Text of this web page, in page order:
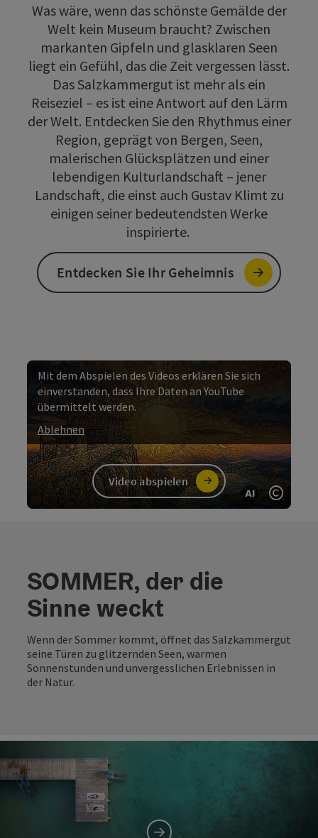
Was wäre, wenn das schönste Gemälde der
Welt kein Museum braucht? Zwischen
markanten Gipfeln und glasklaren Seen
liegt ein Gefühl, das die Zeit vergessen lässt.
Das Salzkammergut ist mehr als ein
Reiseziel – es ist eine Antwort auf den Lärm
der Welt. Entdecken Sie den Rhythmus einer
Region, geprägt von Bergen, Seen,
malerischen Glücksplätzen und einer
lebendigen Kulturlandschaft – jener
Landschaft, die einst auch Gustav Klimt zu
einigen seiner bedeutendsten Werke
inspirierte.
Entdecken Sie Ihr Geheimnis
KI
Video abspielen
Mit dem Abspielen des Videos erklären Sie sich
einverstanden, dass Ihre Daten an YouTube
übermittelt werden.
Ablehnen
SOMMER, der die
Sinne weckt
Wenn der Sommer kommt, öffnet das Salzkammergut
seine Türen zu glitzernden Seen, warmen
Sonnenstunden und unvergesslichen Erlebnissen in
der Natur.